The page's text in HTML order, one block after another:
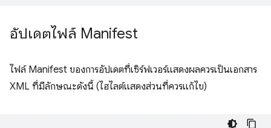
อัปเดตไฟล์ Manifest
ไฟล์ Manifest ของการอัปเดตที่เซิร์ฟเวอร์แสดงผลควรเป็นเอกสาร
XML ที่มีลักษณะดังนี้ (ไฮไลต์แสดงส่วนที่ควรแก้ไข)